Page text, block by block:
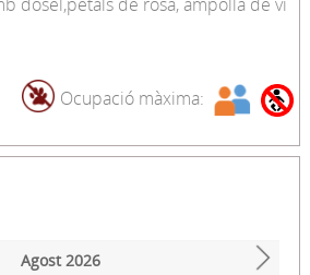
Ocupació màxima:
Agost 2026